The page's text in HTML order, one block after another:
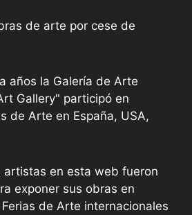
de arte por cese de
años la Galería de Arte
Gallery" participó en
de Arte en España, USA,
artistas en esta web fueron
exponer sus obras en
de Arte internacionales